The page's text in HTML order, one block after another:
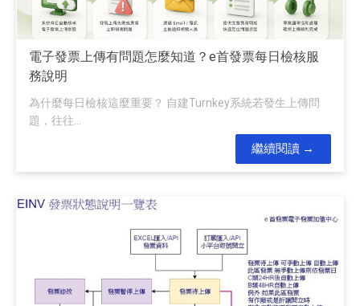
電子發票上傳有問題怎麼知道？e首發票每日檢核服
務說明
為什麼每日檢核這麼重要？ 自建Turnkey系統若發生上傳問
題，往往...
繼續閱讀